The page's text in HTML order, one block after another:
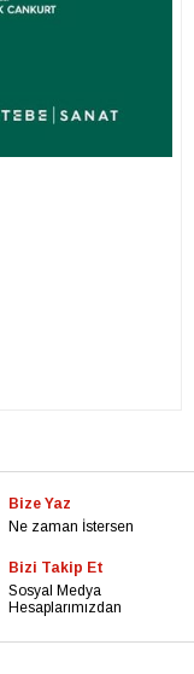
Bize Yaz
Ne zaman İstersen
Bizi Takip Et
Sosyal Medya
Hesaplarımızdan